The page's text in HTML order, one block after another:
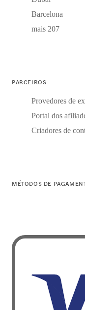
Barcelona
mais 207
PARCEIROS
Provedores de
Portal dos
Criadores de
MÉTODOS DE